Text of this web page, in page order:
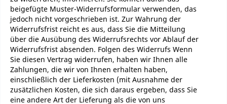
beigefügte Muster-Widerrufsformular verwenden, das
jedoch nicht vorgeschrieben ist. Zur Wahrung der
Widerrufsfrist reicht es aus, dass Sie die Mitteilung
über die Ausübung des Widerrufsrechts vor Ablauf der
Widerrufsfrist absenden. Folgen des Widerrufs Wenn
Sie diesen Vertrag widerrufen, haben wir Ihnen alle
Zahlungen, die wir von Ihnen erhalten haben,
einschließlich der Lieferkosten (mit Ausnahme der
zusätzlichen Kosten, die sich daraus ergeben, dass Sie
eine andere Art der Lieferung als die von uns